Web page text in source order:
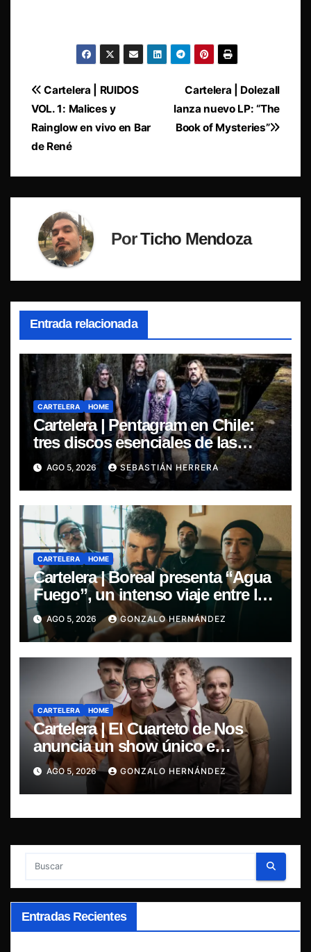
Navegación
de
entradas
Cartelera | Dolezall
lanza nuevo LP: “The
Book of Mysteries”
Cartelera | RUIDOS
VOL. 1: Malices y
Rainglow en vivo en Bar
de René
PorTicho Mendoza
Entrada relacionada
CARTELERA HOME
Cartelera | Pentagram en Chile:
tres discos esenciales de las
leyendas del doom
AGO 5, 2026 SEBASTIÁN HERRERA
CARTELERA HOME
Cartelera | Boreal presenta “Agua
Fuego”, un intenso viaje entre la
pasión y la desilusión
AGO 5, 2026 GONZALO HERNÁNDEZ
CARTELERA HOME
Cartelera | El Cuarteto de Nos
anuncia un show único e
irrepetible en el Movistar Arena
AGO 5, 2026 GONZALO HERNÁNDEZ
Entradas Recientes